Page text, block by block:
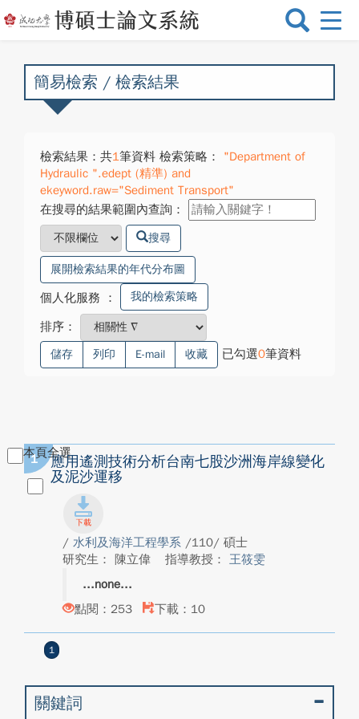
選
換
簡易檢索 / 檢索結果
檢索結果：共1筆資料 檢索策略：
"Department of
Hydraulic ".edept (精準) and
ekeyword.raw="Sediment Transport"
在搜尋的結果範圍內查詢：
搜尋
展開檢索結果的年代分布圖
個人化服務 ： 我的檢索策略
排序：
儲存 列印 E-mail 收藏 已勾選0筆資料
本頁全選
1
應用遙測技術分析台南七股沙洲海岸線變化
及泥沙運移
/ 水利及海洋工程學系 /110/ 碩士
研究生： 陳立偉
指導教授： 王筱雯
none
點閱：253
下載：10
1
關鍵詞